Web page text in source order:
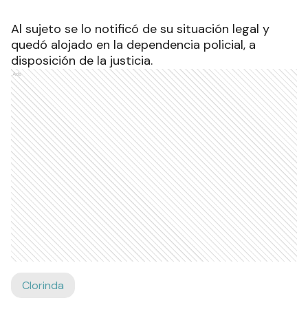
Al sujeto se lo notificó de su situación legal y
quedó alojado en la dependencia policial, a
disposición de la justicia.
Ads
Clorinda